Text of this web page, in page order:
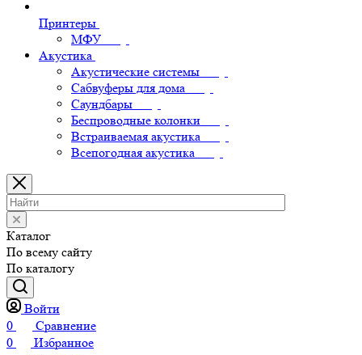
Принтеры
МФУ
Акустика
Акустические системы
Сабвуферы для дома
Саундбары
Беспроводные колонки
Встраиваемая акустика
Всепогодная акустика
Каталог
По всему сайту
По каталогу
Войти
0
Сравнение
0
Избранное